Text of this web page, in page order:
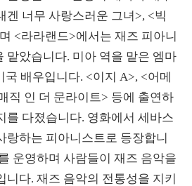
겐 너무 사랑스러운 그녀>, <빅
<라라랜드>에서는 재즈 피아니
맡았습니다. 미아 역을 맡은 엠마
국 배우입니다. <이지 A>, <어메
직 인 더 문라이트> 등에 출연하
를 다졌습니다. 영화에서 세바스
랑하는 피아니스트로 등장합니
운영하며 사람들이 재즈 음악을
니다. 재즈 음악의 전통성을 지키